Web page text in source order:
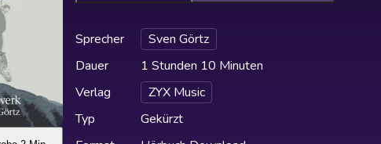
Sprecher
Sven Görtz
Dauer
1 Stunden 10 Minuten
Verlag
ZYX Music
Typ
Gekürzt